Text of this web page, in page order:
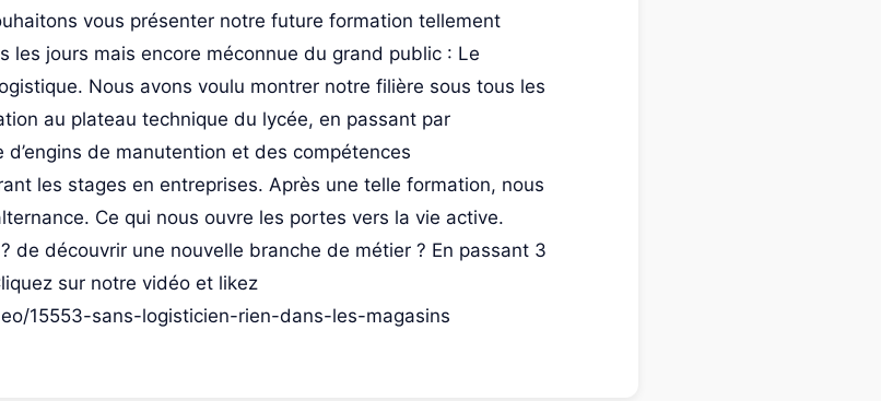
vous présenter notre future formation tellement
les jours mais encore méconnue du grand public : Le
Nous avons voulu montrer notre filière sous tous les
au plateau technique du lycée, en passant par
d’engins de manutention et des compétences
les stages en entreprises. Après une telle formation, nous
Ce qui nous ouvre les portes vers la vie active.
de découvrir une nouvelle branche de métier ? En passant 3
sur notre vidéo et likez
15553-sans-logisticien-rien-dans-les-magasins